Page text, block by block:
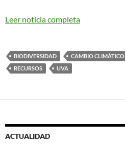
Leer noticia completa
BIODIVERSIDAD CAMBIO CLIMÁTICO
RECURSOS
UVA
ACTUALIDAD